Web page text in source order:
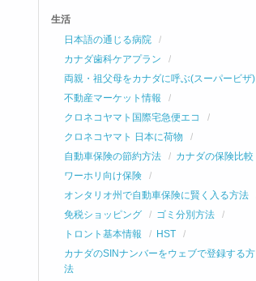
生活
日本語の通じる病院
カナダ歯科ケアプラン
両親・祖父母をカナダに呼ぶ(スーパービザ)
不動産マーケット情報
クロネコヤマト国際宅急便エコ
クロネコヤマト 日本に荷物
自動車保険の節約方法
カナダの保険比較
ワーホリ向け保険
オンタリオ州で自動車保険に賢く入る方法
免税ショッピング
ゴミ分別方法
トロント基本情報
HST
カナダのSINナンバーをウェブで登録する方
法